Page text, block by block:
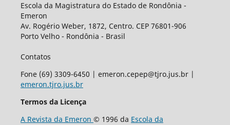
Escola da Magistratura do Estado de Rondônia -
Emeron
Av. Rogério Weber, 1872, Centro. CEP 76801-906
Porto Velho - Rondônia - Brasil
Contatos
Fone (69) 3309-6450 | emeron.cepep@tjro.jus.br |
emeron.tjro.jus.br
Termos da Licença
A Revista da Emeron © 1996 da Escola da